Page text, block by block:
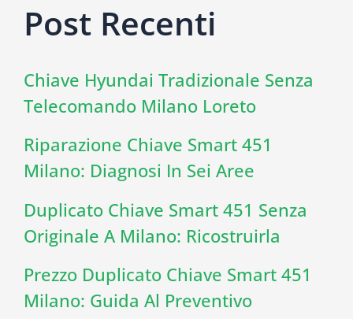
Post Recenti
Chiave Hyundai Tradizionale Senza
Telecomando Milano Loreto
Riparazione Chiave Smart 451
Milano: Diagnosi In Sei Aree
Duplicato Chiave Smart 451 Senza
Originale A Milano: Ricostruirla
Prezzo Duplicato Chiave Smart 451
Milano: Guida Al Preventivo